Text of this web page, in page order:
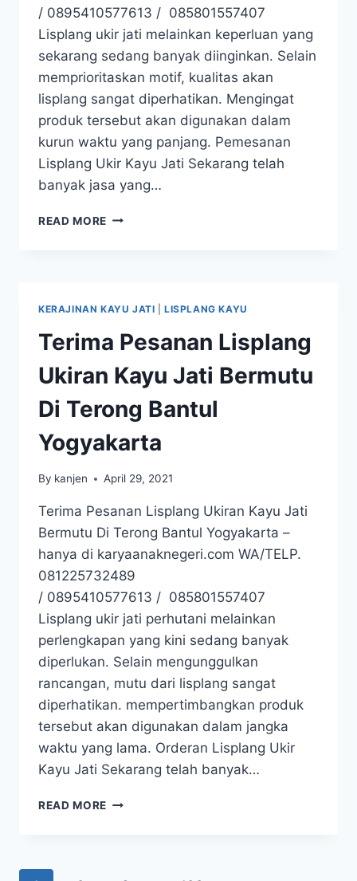
/ 0895410577613 / 085801557407
Lisplang ukir jati melainkan keperluan yang
sekarang sedang banyak diinginkan. Selain
memprioritaskan motif, kualitas akan
lisplang sangat diperhatikan. Mengingat
produk tersebut akan digunakan dalam
kurun waktu yang panjang. Pemesanan
Lisplang Ukir Kayu Jati Sekarang telah
banyak jasa yang…
READ MORE
KERAJINAN KAYU JATI |LISPLANG KAYU
Terima Pesanan Lisplang
Ukiran Kayu Jati Bermutu
Di Terong Bantul
Yogyakarta
By kanjen April 29, 2021
Terima Pesanan Lisplang Ukiran Kayu Jati
Bermutu Di Terong Bantul Yogyakarta –
hanya di karyaanaknegeri.com WA/TELP.
081225732489
/ 0895410577613 / 085801557407
Lisplang ukir jati perhutani melainkan
perlengkapan yang kini sedang banyak
diperlukan. Selain mengunggulkan
rancangan, mutu dari lisplang sangat
diperhatikan. mempertimbangkan produk
tersebut akan digunakan dalam jangka
waktu yang lama. Orderan Lisplang Ukir
Kayu Jati Sekarang telah banyak…
READ MORE